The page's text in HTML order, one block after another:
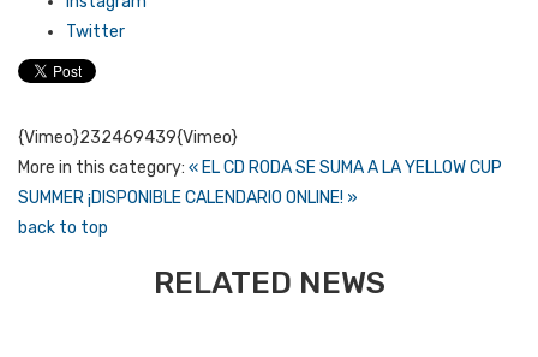
Twitter
{Vimeo}232469439{Vimeo}
More in this category: « EL CD RODA SE SUMA A LA YELLOW CUP
SUMMER¡DISPONIBLE CALENDARIO ONLINE! »
back to top
RELATED NEWS